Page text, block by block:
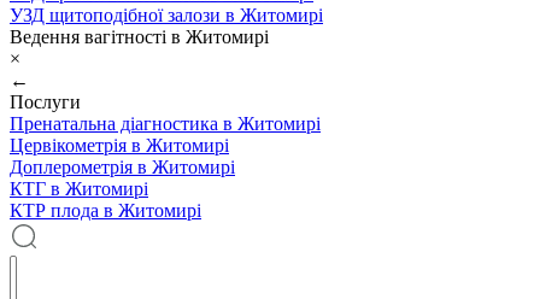
УЗД щитоподібної залози в Житомирі
Ведення вагітності в Житомирі
×
←
Послуги
Пренатальна діагностика в Житомирі
Цервікометрія в Житомирі
Доплерометрія в Житомирі
КТГ в Житомирі
КТР плода в Житомирі